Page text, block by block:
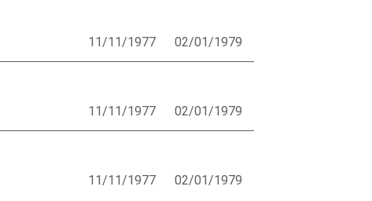
11/11/1977 02/01/1979
11/11/1977 02/01/1979
11/11/1977 02/01/1979